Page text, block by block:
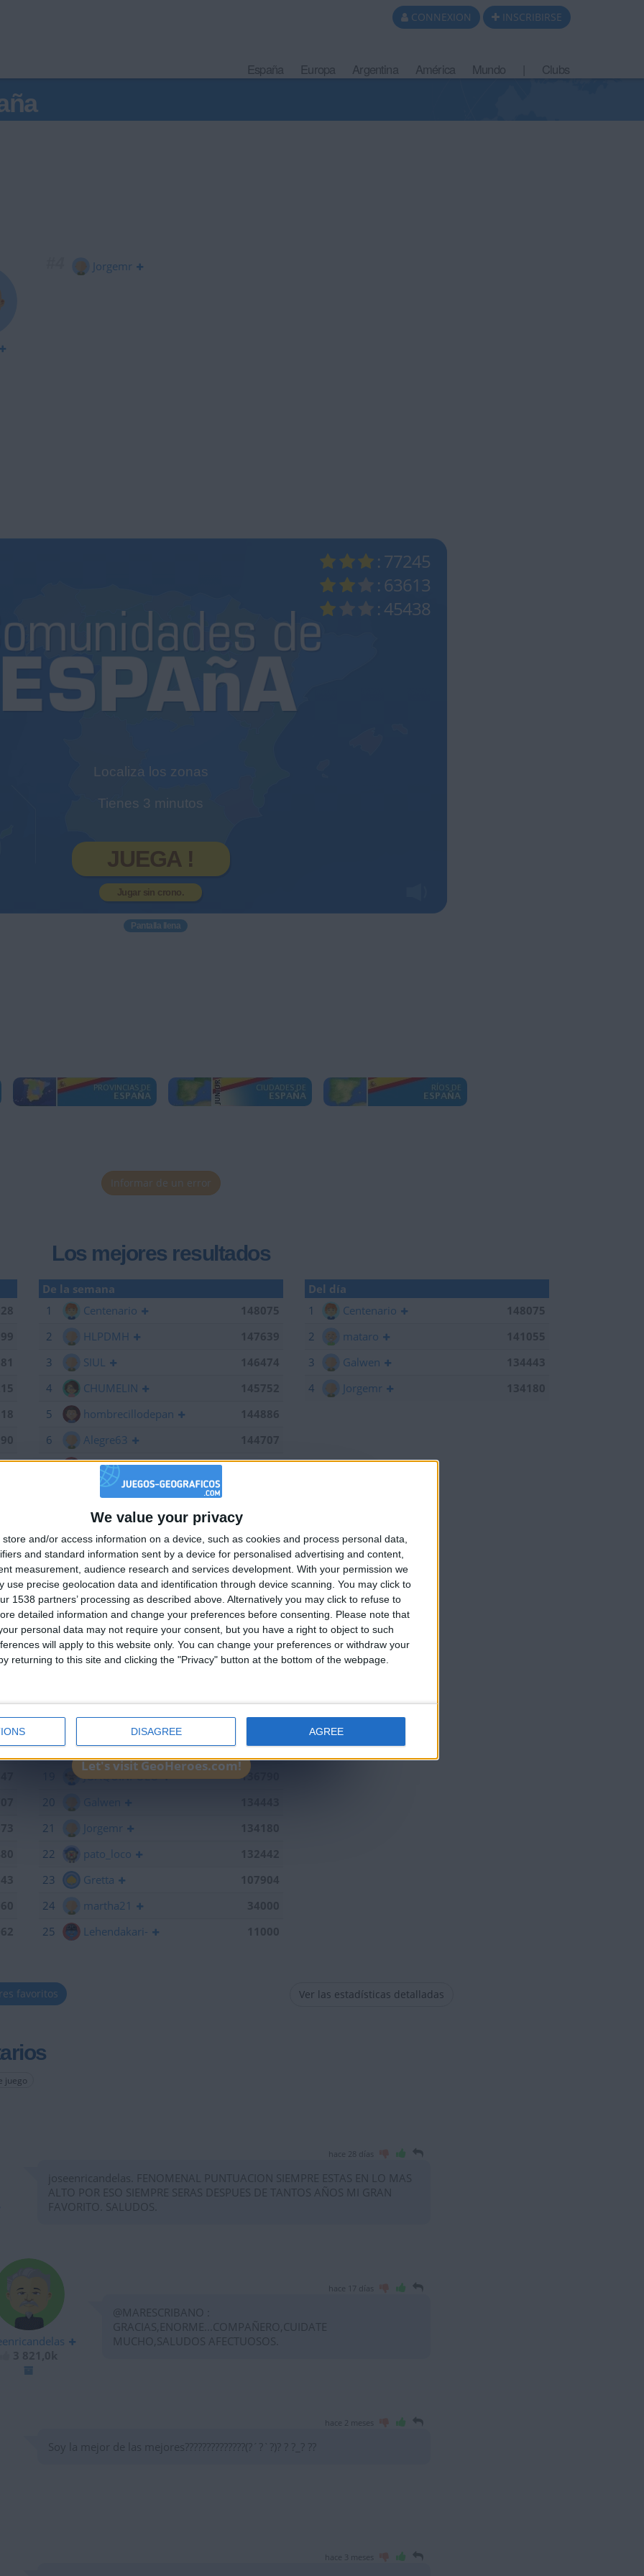
We value your privacy
store and/or access information on a device, such as cookies and process personal data,
and standard information sent by a device for personalised advertising and content,
measurement, audience research and services development. With your permission we
use precise geolocation data and identification through device scanning. You may click to
1538 partners’ processing as described above. Alternatively you may click to refuse to
detailed information and change your preferences before consenting.
Please note that
personal data may not require your consent, but you have a right to object to such
will apply to this website only. You can change your preferences or withdraw your
returning to this site and clicking the "Privacy" button at the bottom of the webpage.
DISAGREE AGREE
CONNEXION INSCRIBIRSE
España Europa Argentina América Mundo Clubs
Jorgemr
: 77245
: 63613
: 45438
Localiza los zonas
Tienes 3 minutos
JUEGA !
Jugar sin crono.
Pantalla llena
Informar de un error
Los mejores resultados
De la semana
1
Centenario
148075
2
HLPDMH
3
SIUL
146474
4
CHUMELIN
5
hombrecillodepan
144886
6
Alegre63
7
Bodero
144673
maherlo
karawankenwolf
143161
10
RUYDIAZ
142126
11
albamancha
142124
12
TNT
142101
13
mataro
141055
14
Antares41$
140928
18
teresa urzainki
137308
JOAQUINPOLO
136790
20
Galwen
21
Jorgemr
22
pato_loco
23
Gretta
24
martha21
25
Lehendakari-
Del día
1
Centenario
148075
2
mataro
3
Galwen
134443
4
Jorgemr
favoritos Ver las estadísticas detalladas
juego
hace 28 días
joseenricandelas. FENOMENAL PUNTUACION SIEMPRE ESTAS EN LO MAS
ALTO POR ESO SIEMPRE SERAS DESPUES DE TANTOS AÑOS MI GRAN
FAVORITO. SALUDOS.
hace 17 días
@MARESCRIBANO :
GRACIAS,ENORME...COMPAÑERO,CUIDATE
MUCHO,SALUDOS AFECTUOSOS.
hace 2 meses
Soy la mejor de las mejores??????????????(?´?`?)? ? ?_? ??
hace 3 meses
🇺🇸 We noticed you’re visiting from
an English-speaking country
Join our American version now and be among
the firsts to submit your score on our
leaderboards!
Let's visit GeoHeroes.com!